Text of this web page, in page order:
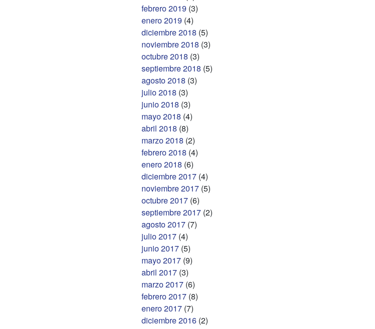
febrero 2019 (3)
enero 2019 (4)
diciembre 2018 (5)
noviembre 2018 (3)
octubre 2018 (3)
septiembre 2018 (5)
agosto 2018 (3)
julio 2018 (3)
junio 2018 (3)
mayo 2018 (4)
abril 2018 (8)
marzo 2018 (2)
febrero 2018 (4)
enero 2018 (6)
diciembre 2017 (4)
noviembre 2017 (5)
octubre 2017 (6)
septiembre 2017 (2)
agosto 2017 (7)
julio 2017 (4)
junio 2017 (5)
mayo 2017 (9)
abril 2017 (3)
marzo 2017 (6)
febrero 2017 (8)
enero 2017 (7)
diciembre 2016 (2)